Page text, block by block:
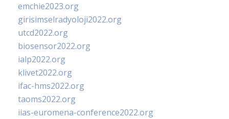
emchie2023.org
girisimselradyoloji2022.org
utcd2022.org
biosensor2022.org
ialp2022.org
klivet2022.org
ifac-hms2022.org
taoms2022.org
iias-euromena-conference2022.org